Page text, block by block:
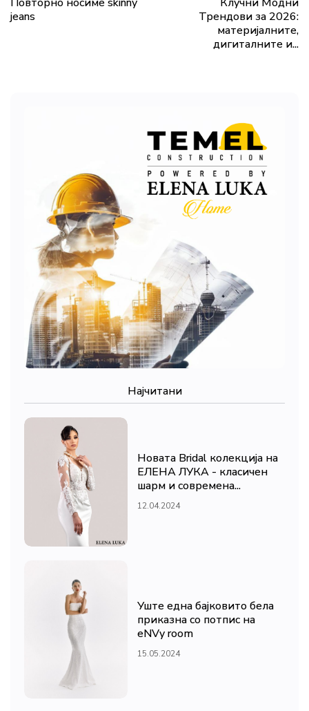
jeans
Трендови за 2026:
материјалните,
дигиталните и...
Најчитани
Новата Bridal колекција на
ЕЛЕНА ЛУКА - класичен
шарм и современа...
12.04.2024
Уште една бајковито бела
приказна со потпис на
eNVy room
15.05.2024